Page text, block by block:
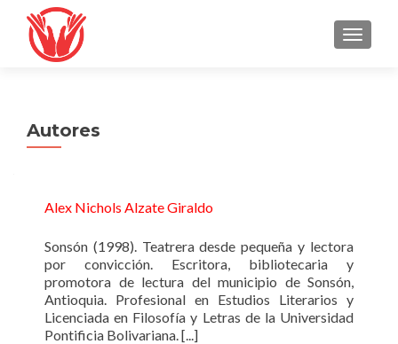
Autores
Alex Nichols Alzate Giraldo
Sonsón (1998). Teatrera desde pequeña y lectora
por convicción. Escritora, bibliotecaria y
promotora de lectura del municipio de Sonsón,
Antioquia. Profesional en Estudios Literarios y
Licenciada en Filosofía y Letras de la Universidad
Pontificia Bolivariana. [...]